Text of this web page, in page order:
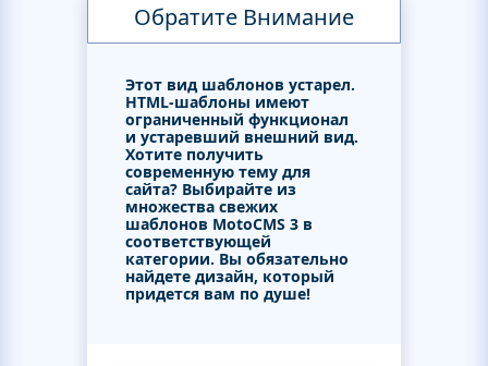
Обратите Внимание
Этот вид шаблонов устарел.
HTML-шаблоны имеют
ограниченный функционал
и устаревший внешний вид.
Хотите получить
современную тему для
сайта? Выбирайте из
множества свежих
шаблонов MotoCMS 3 в
соответствующей
категории. Вы обязательно
найдете дизайн, который
придется вам по душе!